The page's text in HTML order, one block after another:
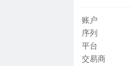
账户
序列
平台
交易商